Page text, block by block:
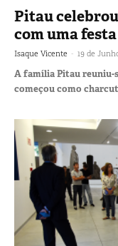
Pitau
com uma festa
Isaque Vicente - 19 de
A família Pitau reuniu-
começou como